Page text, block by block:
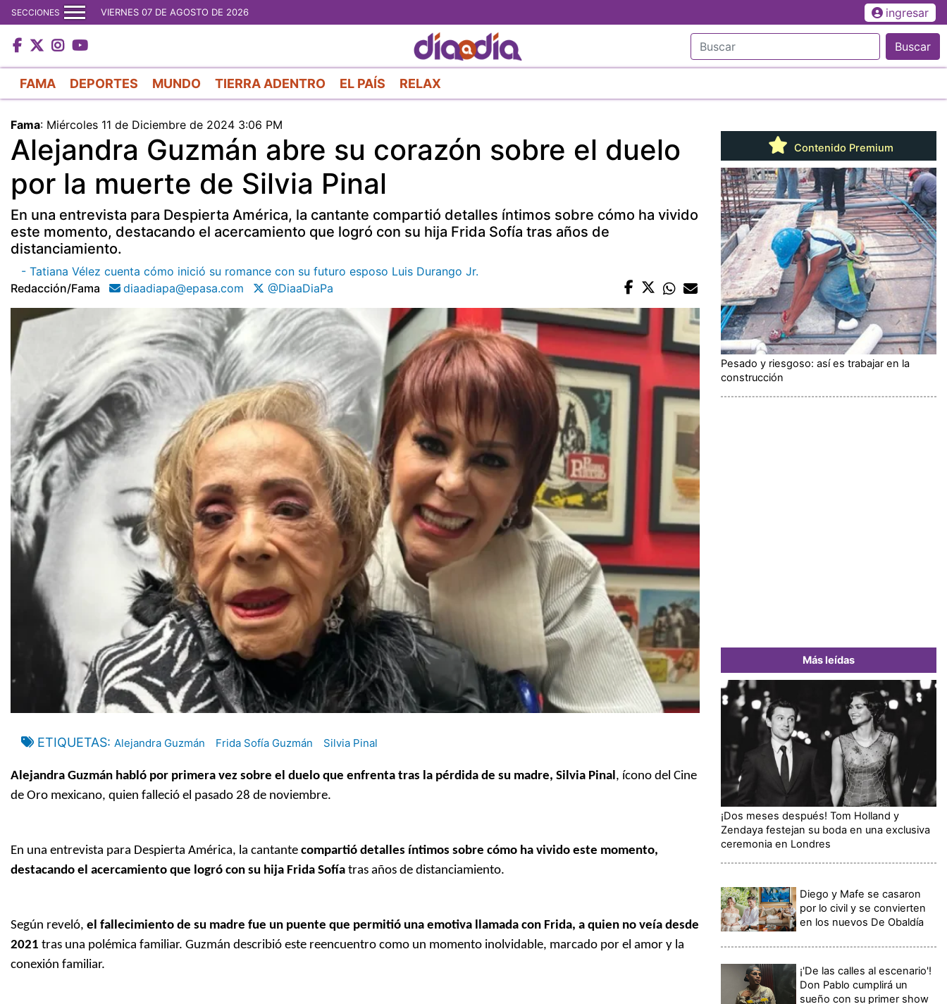
al
contenido
principal
SECCIONES VIERNES 07 DE AGOSTO DE 2026 ingresar
Buscar
FAMA DEPORTES MUNDO TIERRA ADENTRO EL PAÍS RELAX
Fama: Miércoles 11 de Diciembre de 2024 3:06 PM
Alejandra Guzmán abre su corazón sobre el duelo
por la muerte de Silvia Pinal
En una entrevista para Despierta América, la cantante compartió detalles íntimos sobre cómo ha vivido
este momento, destacando el acercamiento que logró con su hija Frida Sofía tras años de
distanciamiento.
- Tatiana Vélez cuenta cómo inició su romance con su futuro esposo Luis Durango Jr.
Redacción/fama
diaadiapa@epasa.com @DiaaDiaPa
ETIQUETAS Alejandra Guzmán Frida Sofía Guzmán Silvia Pinal
Alejandra Guzmán habló por primera vez sobre el duelo que enfrenta tras la pérdida de su madre, Silvia Pinal, ícono del Cine
de Oro mexicano, quien falleció el pasado 28 de noviembre.
En una entrevista para Despierta América, la cantante compartió detalles íntimos sobre cómo ha vivido este momento,
destacando el acercamiento que logró con su hija Frida Sofía tras años de distanciamiento.
Según reveló, el fallecimiento de su madre fue un puente que permitió una emotiva llamada con Frida, a quien no veía desde
2021 tras una polémica familiar. Guzmán describió este reencuentro como un momento inolvidable, marcado por el amor y la
conexión familiar.
Contenido Premium
Pesado y riesgoso: así es trabajar en la
construcción
Más leídas
¡Dos meses después! Tom Holland y
Zendaya festejan su boda en una exclusiva
ceremonia en Londres
Diego y Mafe se casaron
por lo civil y se convierten
en los nuevos De Obaldía
¡'De las calles al escenario'!
Don Pablo cumplirá un
sueño con su primer show